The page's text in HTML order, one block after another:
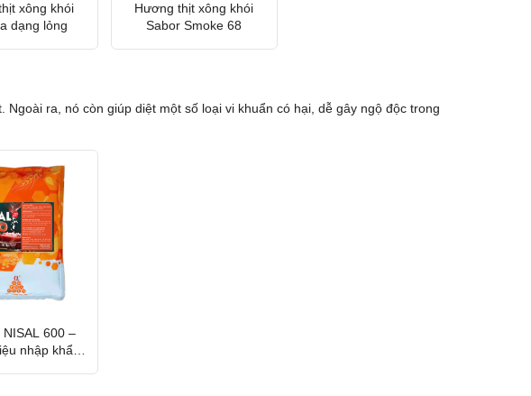
xông khói
dạng lỏng
Hương thịt xông khói
Sabor Smoke 68
ra, nó còn giúp diệt một số loại vi khuẩn có hại, dễ gây ngộ độc trong
NISAL 600 –
nhập khẩu